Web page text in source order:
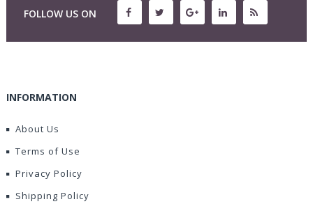
FOLLOW US ON
INFORMATION
About Us
Terms of Use
Privacy Policy
Shipping Policy